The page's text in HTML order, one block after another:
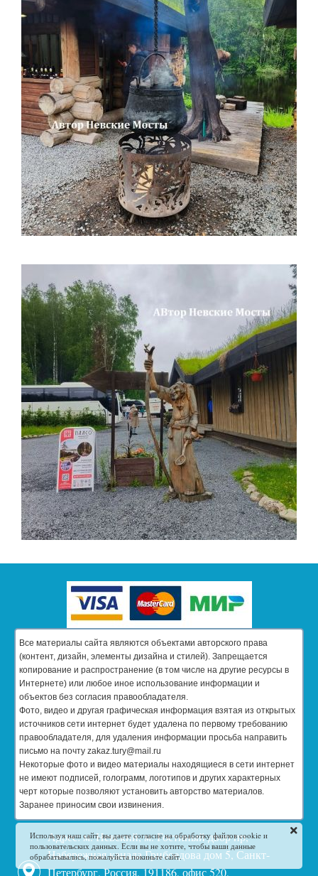
Все материалы сайта являются объектами авторского права
(контент, дизайн, элементы дизайна и стилей). Запрещается
копирование и распространение (в том числе на другие ресурсы в
Интернете) или любое иное использование информации и
объектов без согласия правообладателя.
Фото, видео и другая графическая информация взятая из открытых
источников сети интернет будет удалена по первому требованию
правообладателя, для удаления информации просьба направить
письмо на почту zakaz.tury@mail.ru
Некоторые фото и видео материалы находящиеся в сети интернет
не имеют подписей, голограмм, логотипов и других характерных
черт которые позволяют установить авторство материалов.
Заранее приносим свои извинения.
Адрес: м. Невский, м. Гостиный двор пр,
Набережная канала Грибоедова дом 5, Санкт-
Петербург, Россия, 191186, офис 520,
Используя наш сайт, вы даете согласие на обработку файлов cookie и
пользовательских данных. Если вы не хотите, чтобы ваши данные
обрабатывались, пожалуйста покиньте сайт.